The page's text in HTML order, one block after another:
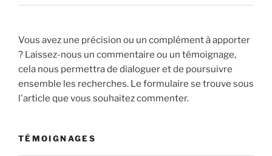
Vous avez une précision ou un complément à apporter
? Laissez-nous un commentaire ou un témoignage,
cela nous permettra de dialoguer et de poursuivre
ensemble les recherches. Le formulaire se trouve sous
l'article que vous souhaitez commenter.
TÉMOIGNAGES